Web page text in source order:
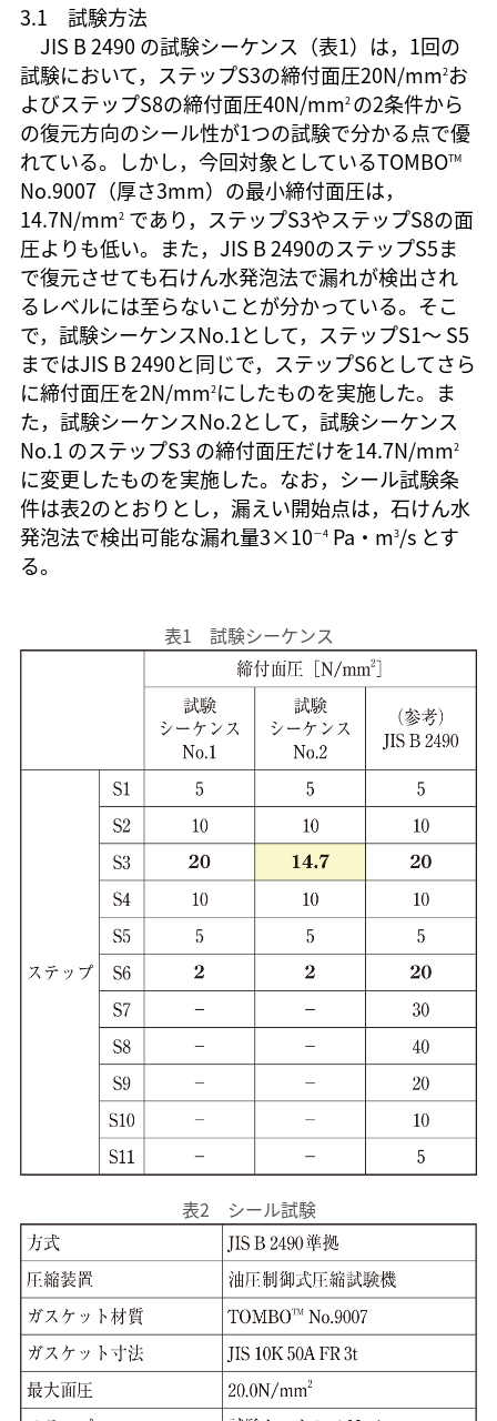
3.1 試験方法
JIS B 2490 の試験シーケンス（表1）は，1回の
試験において，ステップS3の締付面圧20N/mm2お
よびステップS8の締付面圧40N/mm2 の2条件から
の復元方向のシール性が1つの試験で分かる点で優
れている。しかし，今回対象としているTOMBOTM
No.9007（厚さ3mm）の最小締付面圧は，
14.7N/mm2であり，ステップS3やステップS8の面
圧よりも低い。また，JIS B 2490のステップS5ま
で復元させても石けん水発泡法で漏れが検出され
るレベルには至らないことが分かっている。そこ
で，試験シーケンスNo.1として，ステップS1～ S5
まではJIS B 2490と同じで，ステップS6としてさら
に締付面圧を2N/mm2にしたものを実施した。ま
た，試験シーケンスNo.2として，試験シーケンス
No.1 のステップS3 の締付面圧だけを14.7N/mm2
に変更したものを実施した。なお，シール試験条
件は表2のとおりとし，漏えい開始点は，石けん水
発泡法で検出可能な漏れ量3×10－4Pa・m3/s とす
る。
表1 試験シーケンス
表2 シール試験